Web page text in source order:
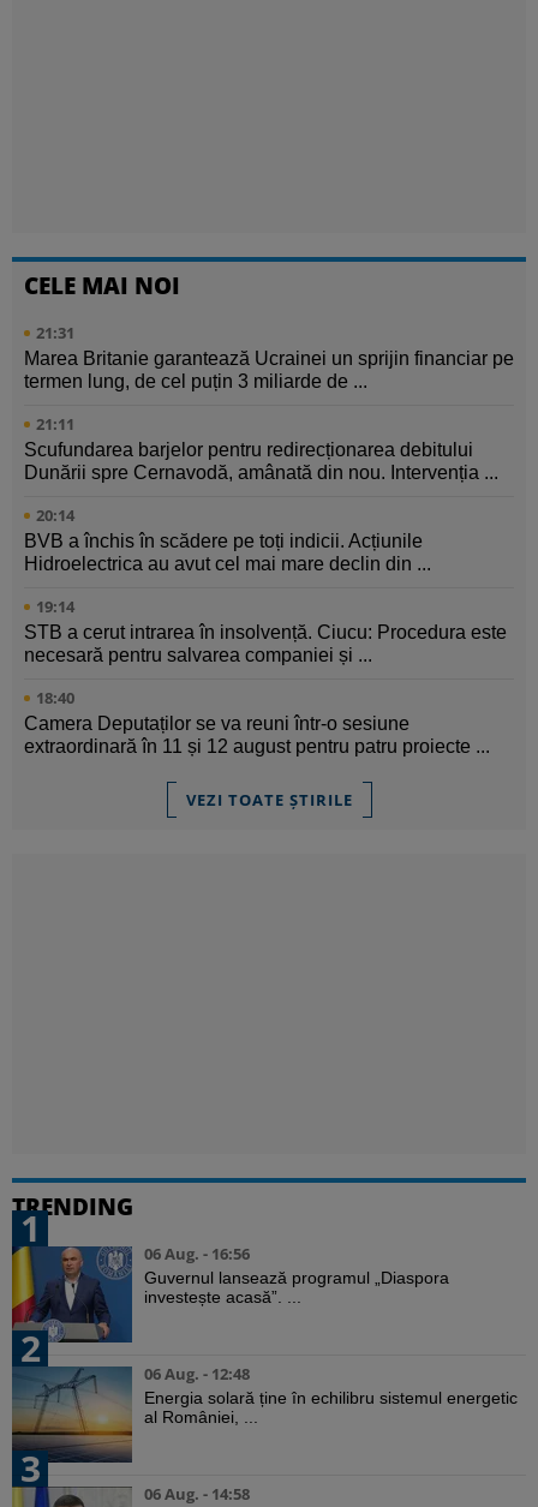
CELE MAI NOI
21:31
Marea Britanie garantează Ucrainei un sprijin financiar pe
termen lung, de cel puțin 3 miliarde de ...
21:11
Scufundarea barjelor pentru redirecționarea debitului
Dunării spre Cernavodă, amânată din nou. Intervenția ...
20:14
BVB a închis în scădere pe toți indicii. Acțiunile
Hidroelectrica au avut cel mai mare declin din ...
19:14
STB a cerut intrarea în insolvență. Ciucu: Procedura este
necesară pentru salvarea companiei și ...
18:40
Camera Deputaților se va reuni într-o sesiune
extraordinară în 11 și 12 august pentru patru proiecte ...
VEZI TOATE ȘTIRILE
TRENDING
1
06 Aug. - 16:56
Guvernul lansează programul „Diaspora
investește acasă”. ...
2
06 Aug. - 12:48
Energia solară ține în echilibru sistemul energetic
al României, ...
3
06 Aug. - 14:58